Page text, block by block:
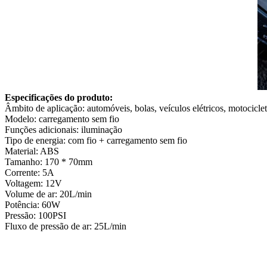
Especificações do produto:
Âmbito de aplicação: automóveis, bolas, veículos elétricos,
Modelo: carregamento sem fio
Funções adicionais: iluminação
Tipo de energia: com fio + carregamento sem fio
Material: ABS
Tamanho: 170 * 70mm
Corrente: 5A
Voltagem: 12V
Volume de ar: 20L/min
Potência: 60W
Pressão: 100PSI
Fluxo de pressão de ar: 25L/min